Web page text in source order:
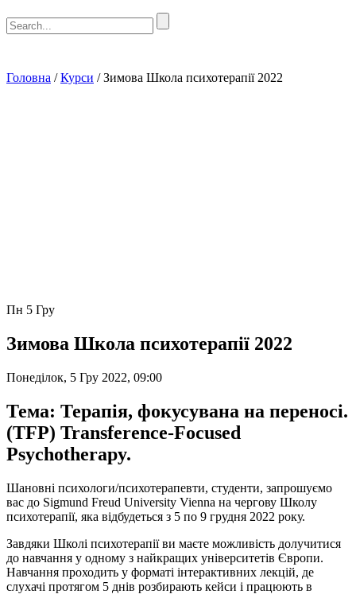
Головна /Курси /Зимова Школа психотерапії 2022
Пн 5 Гру
Зимова Школа психотерапії 2022
Понеділок, 5 Гру 2022, 09:00
Тема: Терапія, фокусувана на переносі.
(TFP) Transference-Focused
Psychotherapy.
Шановні психологи/психотерапевти, студенти, запрошуємо
вас до Sigmund Freud University Vienna на чергову Школу
психотерапії, яка відбудеться з 5 по 9 грудня 2022 року.
Завдяки Школі психотерапії ви маєте можливість долучитися
до навчання у одному з найкращих університетів Європи.
Навчання проходить у форматі інтерактивних лекцій, де
слухачі протягом 5 днів розбирають кейси і працюють в